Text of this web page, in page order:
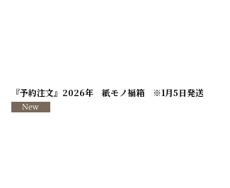
『予約注文』2026年 紙モノ福箱 ※1月5日発送